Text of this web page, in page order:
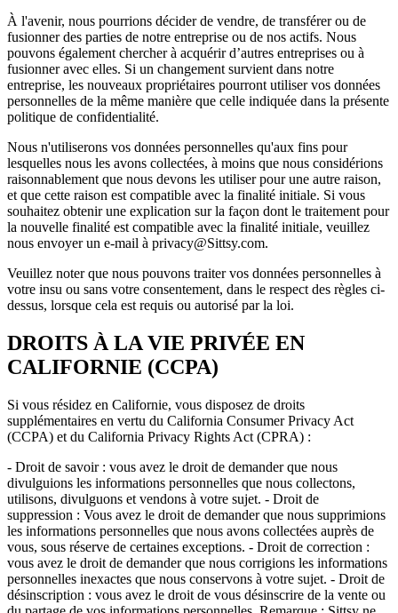
À l'avenir, nous pourrions décider de vendre, de transférer ou de
fusionner des parties de notre entreprise ou de nos actifs. Nous
pouvons également chercher à acquérir d’autres entreprises ou à
fusionner avec elles. Si un changement survient dans notre
entreprise, les nouveaux propriétaires pourront utiliser vos données
personnelles de la même manière que celle indiquée dans la présente
politique de confidentialité.
Nous n'utiliserons vos données personnelles qu'aux fins pour
lesquelles nous les avons collectées, à moins que nous considérions
raisonnablement que nous devons les utiliser pour une autre raison,
et que cette raison est compatible avec la finalité initiale. Si vous
souhaitez obtenir une explication sur la façon dont le traitement pour
la nouvelle finalité est compatible avec la finalité initiale, veuillez
nous envoyer un e-mail à privacy@Sittsy.com.
Veuillez noter que nous pouvons traiter vos données personnelles à
votre insu ou sans votre consentement, dans le respect des règles ci-
dessus, lorsque cela est requis ou autorisé par la loi.
DROITS À LA VIE PRIVÉE EN
CALIFORNIE (CCPA)
Si vous résidez en Californie, vous disposez de droits
supplémentaires en vertu du California Consumer Privacy Act
(CCPA) et du California Privacy Rights Act (CPRA) :
- Droit de savoir : vous avez le droit de demander que nous
divulguions les informations personnelles que nous collectons,
utilisons, divulguons et vendons à votre sujet. - Droit de
suppression : Vous avez le droit de demander que nous supprimions
les informations personnelles que nous avons collectées auprès de
vous, sous réserve de certaines exceptions. - Droit de correction :
vous avez le droit de demander que nous corrigions les informations
personnelles inexactes que nous conservons à votre sujet. - Droit de
désinscription : vous avez le droit de vous désinscrire de la vente ou